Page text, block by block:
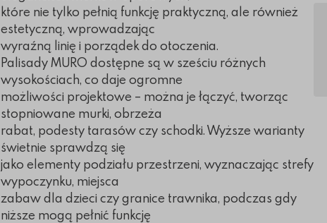
które nie tylko pełnią funkcję praktyczną, ale również
estetyczną, wprowadzając
wyraźną linię i porządek do otoczenia.
Palisady MURO dostępne są w sześciu różnych
wysokościach, co daje ogromne
możliwości projektowe – można je łączyć, tworząc
stopniowane murki, obrzeża
rabat, podesty tarasów czy schodki. Wyższe warianty
świetnie sprawdzą się
jako elementy podziału przestrzeni, wyznaczając strefy
wypoczynku, miejsca
zabaw dla dzieci czy granice trawnika, podczas gdy
niższe mogą pełnić funkcję